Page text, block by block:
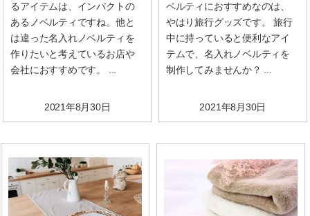
るアイテムは、インパクトの
あるノベルティですね。他と
は違った名入れノベルティを
作りたいと考えているお店や
会社におすすめです。 ...
2021年8月30日
ベルティにおすすめなのは、
やはり旅行グッズです。 旅行
中に持っていると便利なアイ
テムで、名入れノベルティを
制作してみませんか？ ...
2021年8月30日